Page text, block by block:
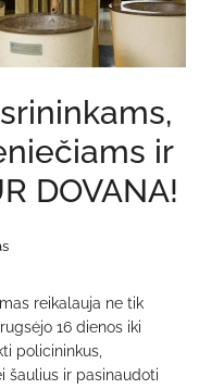
ir
DOVANA!
reikalauja ne tik
16 dienos iki
policininkus,
šaulius ir pasinaudoti